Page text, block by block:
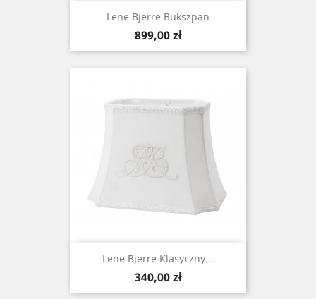
Lene Bjerre Bukszpan
Cena
899,00 zł
Lene Bjerre Klasyczny...
Cena
340,00 zł